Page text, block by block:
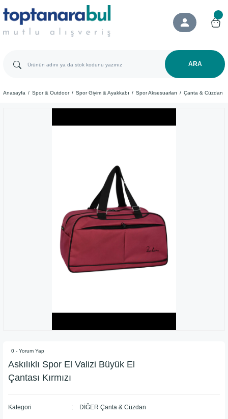
ARA
Anasayfa Spor & Outdoor Spor Giyim & Ayakkabı Spor Aksesuarları Çanta & Cüzdan
0 - Yorum Yap
Askılıklı Spor El Valizi Büyük El
Çantası Kırmızı
Kategori DİĞER Çanta & Cüzdan